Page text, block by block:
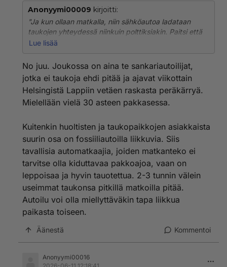
Anonyymi00009 kirjoitti:
"Ja kun ollaan matkalla, niin sähköautoa ladataan
taukojen yhteydessä niinkuin polttiksiakin. Paitsi että
pienemmällä vaivalla. Normaali tauko riittää mainiosti
Normaali tauko on alle 5 minuuttia. Huoltoasemalla
mennään vain vessaan eikä osteta siellä yhtään
mitään.
kantamassa sitä pöytään"
Miksi joisin huoltoasemien paskaa ja ylihintaista
kahvia?
"fossiilitankkaaja tulee vasta taukopaikan sisään."
Polttista tankkaava usein vain tankkaa autonsa ja
jatkaa sitten matkaa. Taukopaikan sisään ei siis mennä
ollenkaan. Ja pääosinhan tankataan nykyisin
kylmäasemilla eli mitään taukopaikkaa ei edes ole.
Lue lisää
No juu. Joukossa on aina te sankariautoilijat,
jotka ei taukoja ehdi pitää ja ajavat viikottain
Helsingistä Lappiin vetäen raskasta peräkärryä.
Mielellään vielä 30 asteen pakkasessa.
Kuitenkin huoltisten ja taukopaikkojen asiakkaista
suurin osa on fossiiliautoilla liikkuvia. Siis
tavallisia automatkaajia, joiden matkanteko ei
tarvitse olla kiduttavaa pakkoajoa, vaan on
leppoisaa ja hyvin tauotettua. 2-3 tunnin välein
useimmat taukonsa pitkillä matkoilla pitää.
Autoilu voi olla miellyttäväkin tapa liikkua
paikasta toiseen.
Äänestä Kommentoi
Anonyymi00016